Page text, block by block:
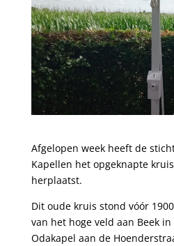
Afgelopen week heeft de
Kapellen het opgeknapte
herplaatst.
Dit oude kruis stond vóór
van het hoge veld aan Beek
Odakapel aan de